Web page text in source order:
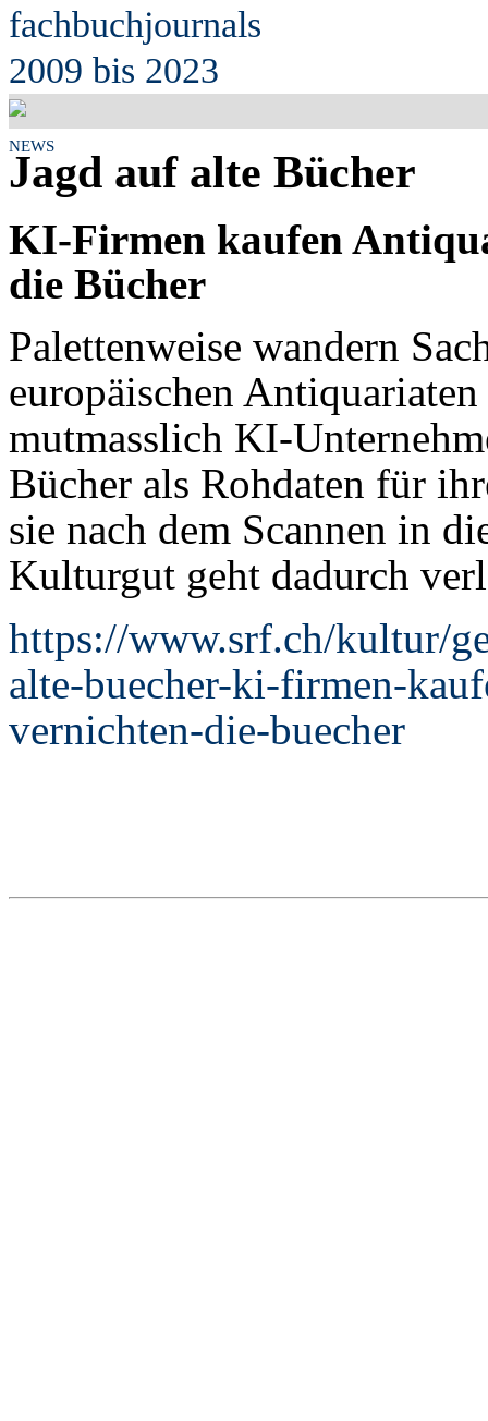
fachbuchjournals
2009 bis 2023
NEWS
Jagd auf alte Bücher
KI-Firmen kaufen
die Bücher
Palettenweise wandern
europäischen
mutmasslich KI-
Bücher als Rohdaten für
sie nach dem Scannen in
Kulturgut geht dadurch
https://www.srf.ch/kultur/
alte-buecher-ki-firmen-
vernichten-die-buecher